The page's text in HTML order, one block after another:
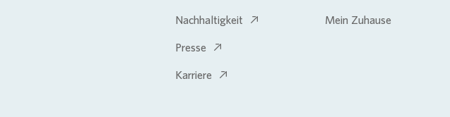
Nachhaltigkeit
Presse
Karriere
Mein Zuhause